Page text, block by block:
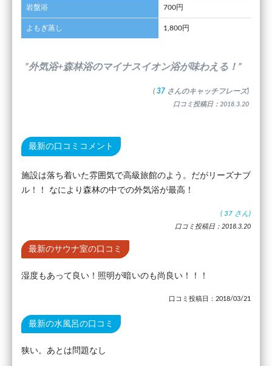
岩盤浴 700円
よもぎ蒸し 1,800円
”外気浴+森林浴のマイナスイオン浴が味わえる！”
( 37 さんのキャッチフレーズ)
口コミ投稿日：2018.3.20
最新の口コミコメント
施設は落ち着いた雰囲気で高級旅館のよう。だがリーズナブ
ル！！ なにより森林の中での外気浴が最高！
( 37 さん)
口コミ投稿日：2018.3.20
最新のサウナ室の口コミ
湿度もあって良い！照明が暗いのも尚良い！！！
口コミ投稿日：2018/03/21
最新の水風呂の口コミ
狭い。あとは問題なし